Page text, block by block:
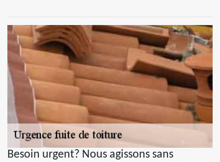
Besoin urgent? Nous agissons sans